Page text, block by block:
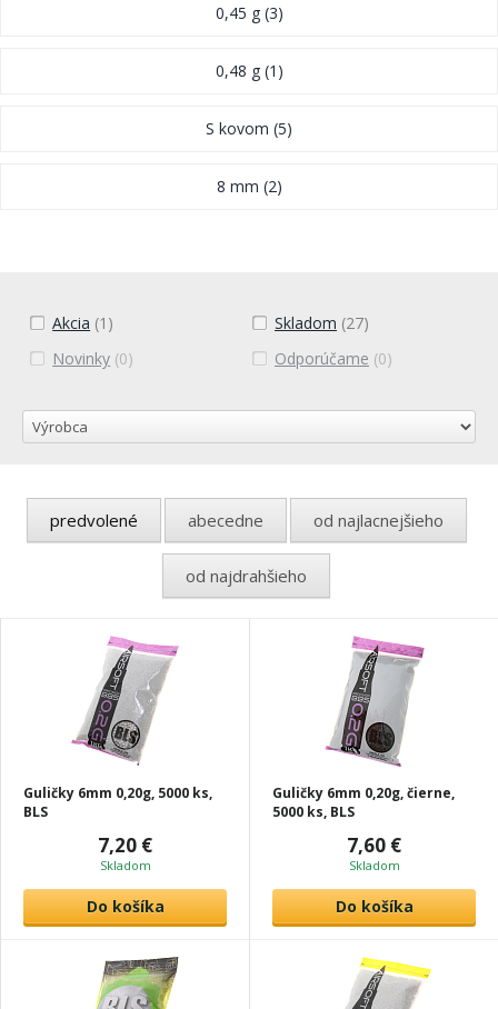
0,45 g(3)
0,48 g(1)
S kovom (5)
8 mm (2)
Akcia (1) Skladom (27)
Novinky (0) Odporúčame (0)
predvolené abecedne od najlacnejšieho
od najdrahšieho
Guličky 6mm 0,20g, 5000 ks,
BLS
7,20 €
Skladom
Do košíka
Guličky 6mm 0,20g, čierne,
5000 ks, BLS
7,60 €
Skladom
Do košíka